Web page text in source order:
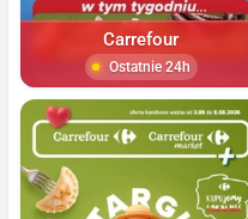
Carrefour
Ostatnie 24h